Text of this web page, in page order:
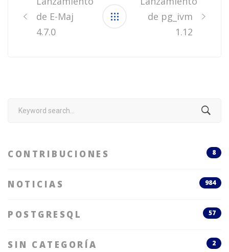
de E-Maj
4.7.0
de pg_ivm
1.12
Search
CONTRIBUCIONES 8
NOTICIAS 984
POSTGRESQL 57
SIN CATEGORÍA 2